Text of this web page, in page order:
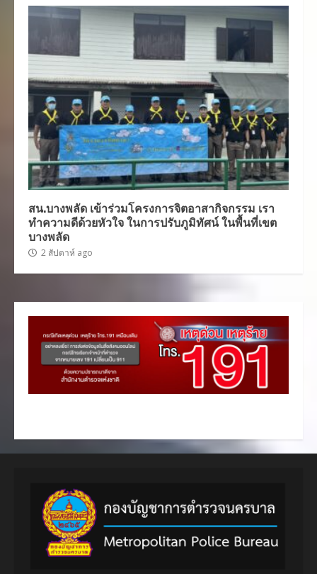
สน.บางพลัด เข้าร่วมโครงการจิตอาสากิจกรรม เรา
ทำความดีด้วยหัวใจ ในการปรับภูมิทัศน์ ในพื้นที่เขต
บางพลัด
2 สัปดาห์ ago